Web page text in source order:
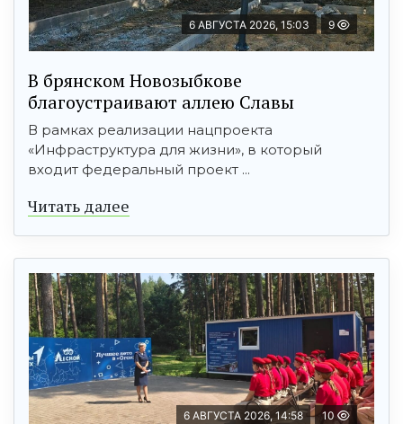
6 АВГУСТА 2026, 15:03 9
В брянском Новозыбкове
благоустраивают аллею Славы
В рамках реализации нацпроекта
«Инфраструктура для жизни», в который
входит федеральный проект ...
Читать далее
6 АВГУСТА 2026, 14:58 10